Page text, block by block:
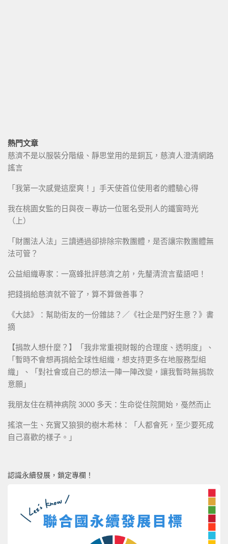
熱門文章
慈濟不是以服裝分階級、靜思堂用的是銅瓦，慈濟人澄清網路
謠言
「我第一次感覺這麼爽！」手天使首位使用者的體驗心得
我在桃園女監的日與夜－專訪一位匿名受刑人的鐵窗時光
（上）
「財團法人法」三讀通過卻排除宗教團體，是否讓宗教團體無
法可管？
公益組織專家：一窩蜂批評慈濟之前，先釐清流言蜚語吧！
把錢捐給慈濟就不管了，算不算做善事？
《大誌》：幫助街友的一份雜誌？／《社企是門好生意？》書
摘
【捐款人想什麼？】「我非常重視財報的合理度、透明度」、
「暫時不會想再捐給全球性組織，想支持更多在地服務型組
織」、「對社會或自己的想法一陣一陣改變，讓我暫時無捐款
意願」
我朋友住在精神病院 3000 多天：生命從住院開始，戞然而止
搖滾一生、充實又狼狽的樹木希林：「人都會死，至少要死成
自己喜歡的樣子。」
認識永續發展，鎖定專欄！